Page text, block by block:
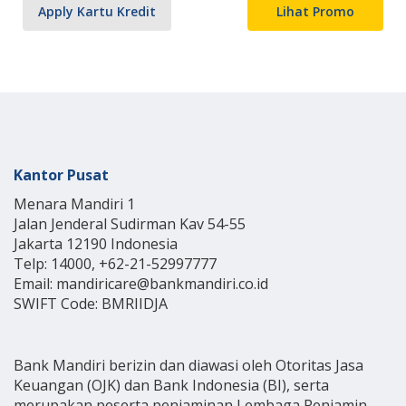
Apply Kartu Kredit Lihat Promo
Kantor Pusat
Menara Mandiri 1
Jalan Jenderal Sudirman Kav 54-55
Jakarta 12190 Indonesia
Telp: 14000, +62-21-52997777
Email: mandiricare@bankmandiri.co.id
SWIFT Code: BMRIIDJA
Bank Mandiri berizin dan diawasi oleh Otoritas Jasa
Keuangan (OJK) dan Bank Indonesia (BI), serta